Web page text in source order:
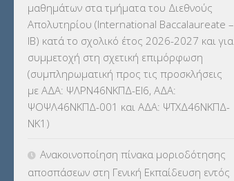
ΕΠΙΜΟΡΦΩΣΗ Τ.Π.Ε.(10)
ΕΥΡΩΠΑΪΚΑ ΠΡΟΓΡΑΜΜΑΤΑ(230)
ΚΕΣΥ(60)
ΚΕΣΥΠ(109)
ΓΛΩΣΣΟΜΑΘΕΙΑΣ(135)
μαθημάτων στα τμήματα του Διεθνούς
Απολυτηρίου (International Baccalaureate –
IB) κατά το σχολικό έτος 2026-2027 και για
συμμετοχή στη σχετική επιμόρφωση
(συμπληρωματική προς τις προσκλήσεις
με ΑΔΑ: ΨΛΡΝ46ΝΚΠΔ-ΕΙ6, ΑΔΑ:
ΨΟΨΛ46ΝΚΠΔ-001 και ΑΔΑ: ΨΤΧΔ46ΝΚΠΔ-
ΝΚ1)
Ανακοινοποίηση πίνακα μοριοδότησης
αποσπάσεων στη Γενική Εκπαίδευση εντός